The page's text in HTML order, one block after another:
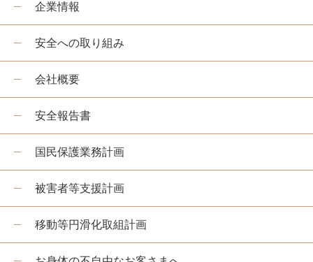
企業情報
安全への取り組み
会社概要
安全報告書
国民保護業務計画
被害者等支援計画
移動等円滑化取組計画